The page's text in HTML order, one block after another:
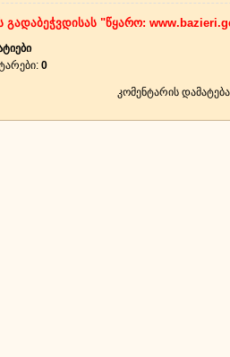
გადაბეჭვდისას "წყარო:
: 0
კომენტარის